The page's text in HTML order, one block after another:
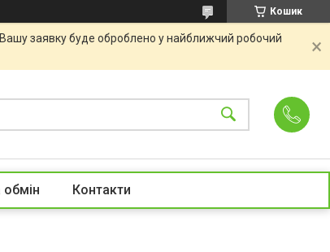
Кошик
заявку буде оброблено у найближчий робочий
Контакти